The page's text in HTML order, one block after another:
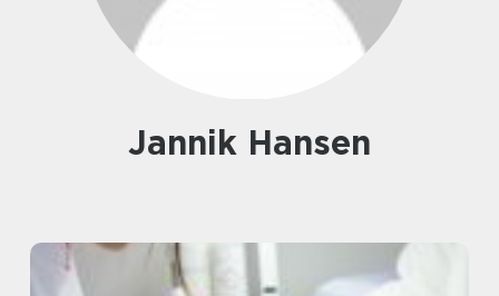
Jannik Hansen